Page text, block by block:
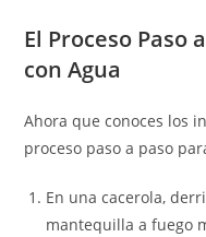
El Proceso Paso
con Agua
Ahora que conoces los
proceso paso a paso
En una cacerola,
mantequilla a fuego